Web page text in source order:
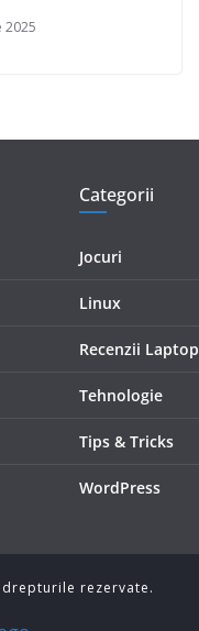
2025
Categorii
Jocuri
Linux
Recenzii Laptop
Tehnologie
Tips & Tricks
WordPress
rezervate.